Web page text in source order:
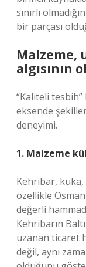
sınırlı
bir parçası
Malzeme,
algısının
“Kaliteli
eksende
deneyimi.
1. Malzeme
Kehribar, kuka,
özellikle
değerli
Kehribarın
uzanan ticaret
değil, aynı